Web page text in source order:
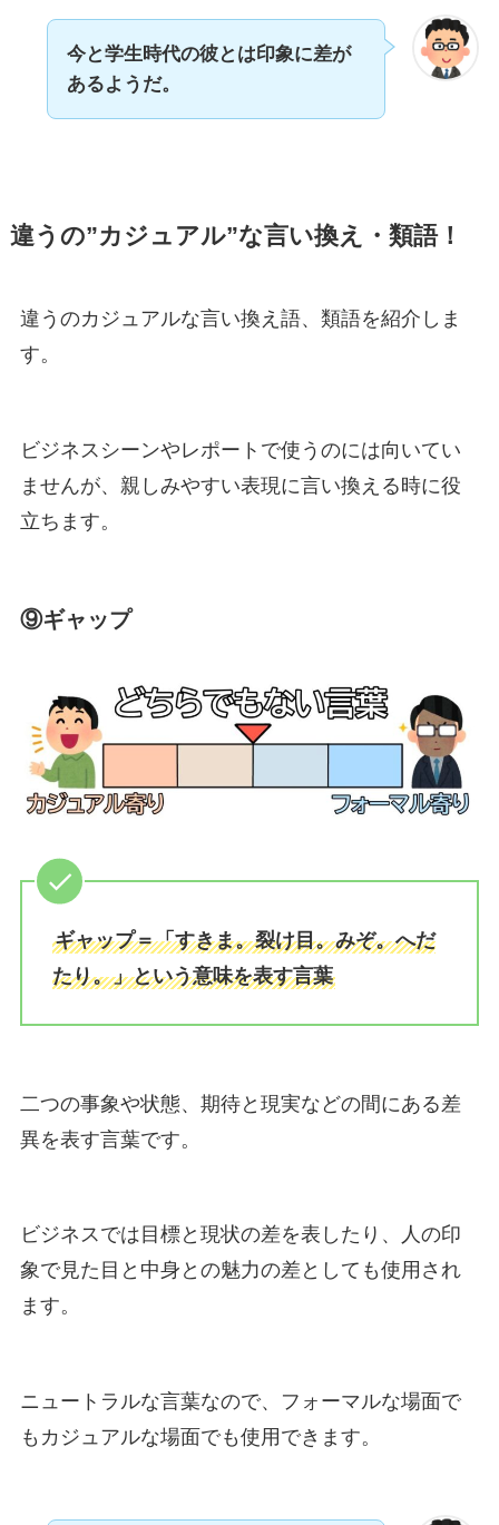
今と学生時代の彼とは印象に差が
あるようだ。
違うの”カジュアル”な言い換え・類語！
違うのカジュアルな言い換え語、類語を紹介しま
す。
ビジネスシーンやレポートで使うのには向いてい
ませんが、親しみやすい表現に言い換える時に役
立ちます。
⑨ギャップ
ギャップ＝「すきま。裂け目。みぞ。へだ
たり。」という意味を表す言葉
二つの事象や状態、期待と現実などの間にある差
異を表す言葉です。
ビジネスでは目標と現状の差を表したり、人の印
象で見た目と中身との魅力の差としても使用され
ます。
ニュートラルな言葉なので、フォーマルな場面で
もカジュアルな場面でも使用できます。